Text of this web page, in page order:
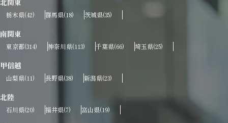
北関東
栃木県(42) 群馬県(18) 茨城県(35)
南関東
東京都(314) 神奈川県(113) 千葉県(66) 埼玉県(25)
甲信越
山梨県(11) 長野県(38) 新潟県(23)
北陸
石川県(20) 福井県(7) 富山県(19)